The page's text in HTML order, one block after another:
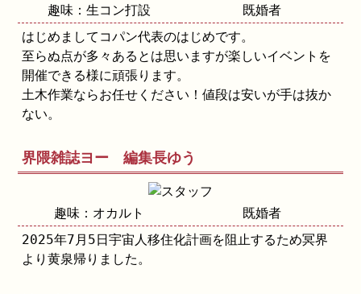
趣味：生コン打設
既婚者
はじめましてコパン代表のはじめです。
至らぬ点が多々あるとは思いますが楽しいイベントを
開催できる様に頑張ります。
土木作業ならお任せください！値段は安いが手は抜か
ない。
界隈雑誌ヨー 編集長ゆう
趣味：オカルト
既婚者
2025年7月5日宇宙人移住化計画を阻止するため冥界
より黄泉帰りました。